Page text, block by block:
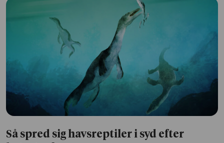
Så spred sig havsreptiler i syd efter